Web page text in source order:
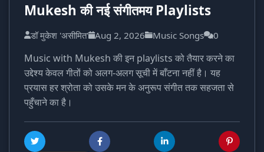
Mukesh की नई संगीतमय Playlists
डॉ मुकेश 'असीमित' Aug 2, 2026 Music Songs 0
Music with Mukesh की इन playlists को तैयार करने का
उद्देश्य केवल गीतों को अलग-अलग सूची में बाँटना नहीं है। यह
प्रयास हर श्रोता को उसके मन के अनुरूप संगीत तक सहजता से
पहुँचाने का है।